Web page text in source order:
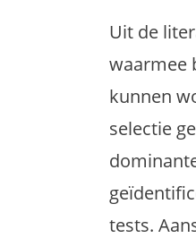
Uit de
waarmee
kunnen
selectie
tests.